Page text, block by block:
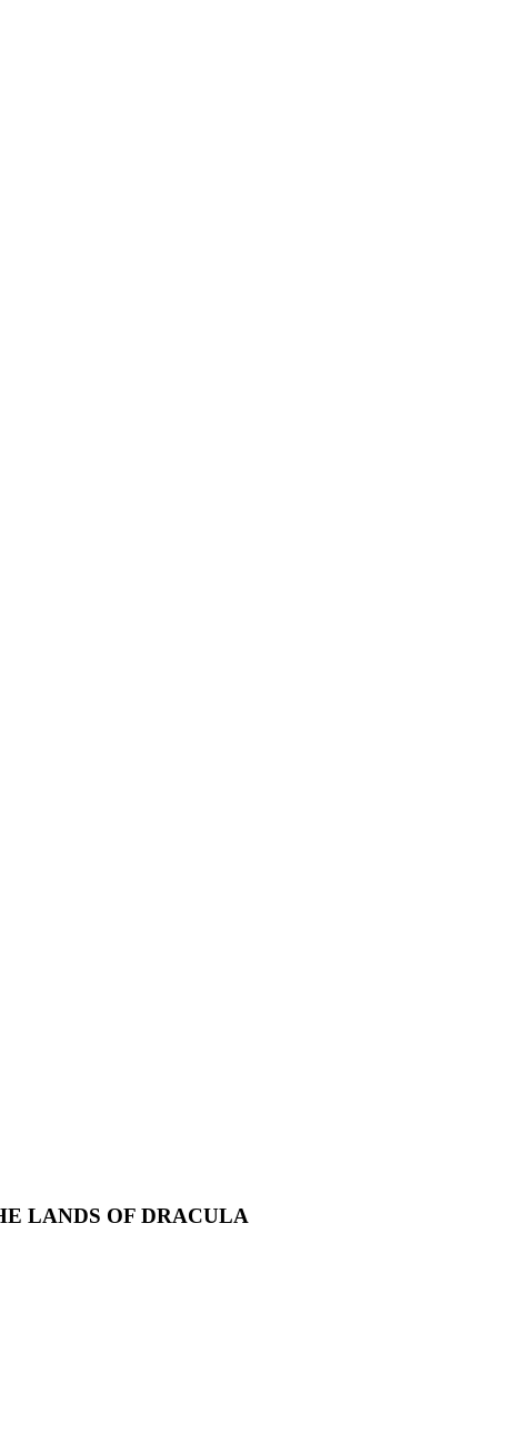
LANDS OF DRACULA